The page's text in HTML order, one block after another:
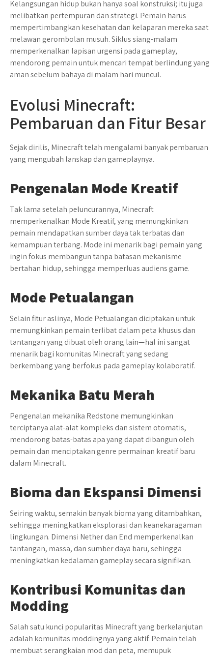
Kelangsungan hidup bukan hanya soal konstruksi; itu juga
melibatkan pertempuran dan strategi. Pemain harus
mempertimbangkan kesehatan dan kelaparan mereka saat
melawan gerombolan musuh. Siklus siang-malam
memperkenalkan lapisan urgensi pada gameplay,
mendorong pemain untuk mencari tempat berlindung yang
aman sebelum bahaya di malam hari muncul.
Evolusi Minecraft:
Pembaruan dan Fitur Besar
Sejak dirilis, Minecraft telah mengalami banyak pembaruan
yang mengubah lanskap dan gameplaynya.
Pengenalan Mode Kreatif
Tak lama setelah peluncurannya, Minecraft
memperkenalkan Mode Kreatif, yang memungkinkan
pemain mendapatkan sumber daya tak terbatas dan
kemampuan terbang. Mode ini menarik bagi pemain yang
ingin fokus membangun tanpa batasan mekanisme
bertahan hidup, sehingga memperluas audiens game.
Mode Petualangan
Selain fitur aslinya, Mode Petualangan diciptakan untuk
memungkinkan pemain terlibat dalam peta khusus dan
tantangan yang dibuat oleh orang lain—hal ini sangat
menarik bagi komunitas Minecraft yang sedang
berkembang yang berfokus pada gameplay kolaboratif.
Mekanika Batu Merah
Pengenalan mekanika Redstone memungkinkan
terciptanya alat-alat kompleks dan sistem otomatis,
mendorong batas-batas apa yang dapat dibangun oleh
pemain dan menciptakan genre permainan kreatif baru
dalam Minecraft.
Bioma dan Ekspansi Dimensi
Seiring waktu, semakin banyak bioma yang ditambahkan,
sehingga meningkatkan eksplorasi dan keanekaragaman
lingkungan. Dimensi Nether dan End memperkenalkan
tantangan, massa, dan sumber daya baru, sehingga
meningkatkan kedalaman gameplay secara signifikan.
Kontribusi Komunitas dan
Modding
Salah satu kunci popularitas Minecraft yang berkelanjutan
adalah komunitas moddingnya yang aktif. Pemain telah
membuat serangkaian mod dan peta, memupuk